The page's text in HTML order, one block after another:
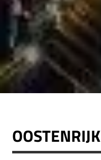
OOSTENRIJK